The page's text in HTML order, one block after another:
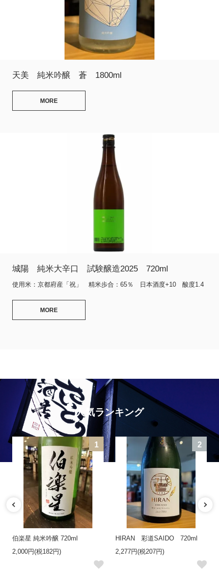
天美 純米吟醸 蒼 1800ml
MORE
城陽 純米大辛口 試験醸造2025 720ml
使用米：京都府産「祝」 精米歩合：65％ 日本酒度+10 酸度1.4
MORE
人気ランキング
1
伯楽星 純米吟醸 720ml
2,000円(税182円)
2
HIRAN 彩道SAIDO 720ml
2,277円(税207円)